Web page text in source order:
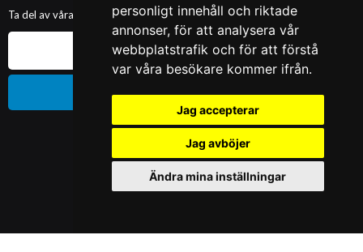
personligt innehåll och riktade
annonser, för att analysera vår
webbplatstrafik och för att förstå
var våra besökare kommer ifrån.
Jag accepterar
Jag avböjer
Ändra mina inställningar
Ta del av våra nyheter och kampanjer. Fyll i din mailadress nedan!
Prenumerera